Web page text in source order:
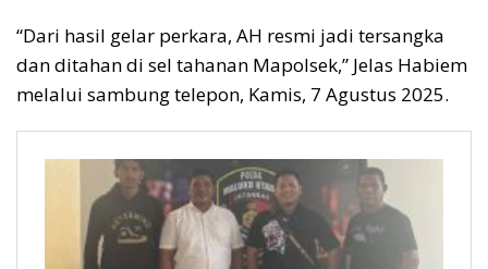
“Dari hasil gelar perkara, AH resmi jadi tersangka
dan ditahan di sel tahanan Mapolsek,” Jelas Habiem
melalui sambung telepon, Kamis, 7 Agustus 2025.